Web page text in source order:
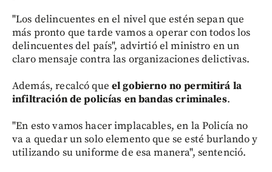
"Los delincuentes en el nivel que estén sepan que
más pronto que tarde vamos a operar con todos los
delincuentes del país", advirtió el ministro en un
claro mensaje contra las organizaciones delictivas.
Además, recalcó que el gobierno no permitirá la
infiltración de policías en bandas criminales.
"En esto vamos hacer implacables, en la Policía no
va a quedar un solo elemento que se esté burlando y
utilizando su uniforme de esa manera", sentenció.